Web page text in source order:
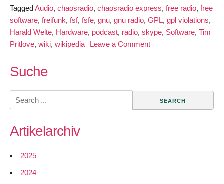
TaggedAudio, chaosradio, chaosradio express, free radio, free
software, freifunk, fsf, fsfe, gnu, gnu radio, GPL, gpl violations,
Harald Welte, Hardware, podcast, radio, skype, Software, Tim
Pritlove, wiki, wikipedia Leave a Commenton
Harald
Welte
Suche
Search
for:
Artikelarchiv
2025
2024